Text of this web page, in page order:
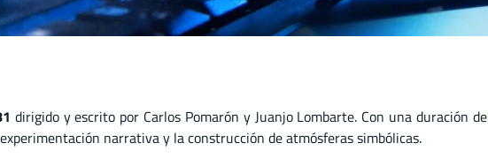
dirigido y escrito por Carlos Pomarón y Juanjo Lombarte. Con una duración de
narrativa y la construcción de atmósferas simbólicas.